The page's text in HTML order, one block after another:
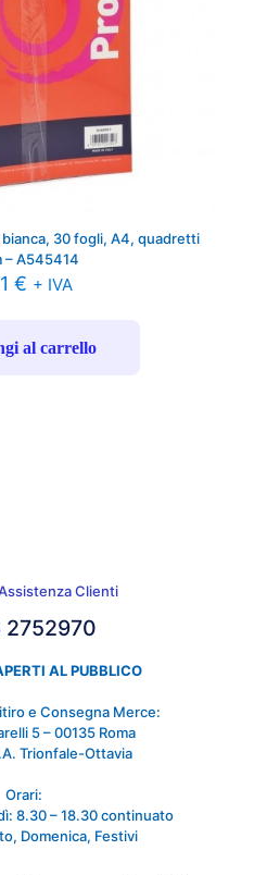
30 fogli, A4, quadretti
– A545414
€ + IVA
al carrello
Clienti
AL PUBBLICO
e Consegna Merce:
5 – 00135 Roma
Trionfale-Ottavia
Orari:
8.30 – 18.30 continuato
Domenica, Festivi